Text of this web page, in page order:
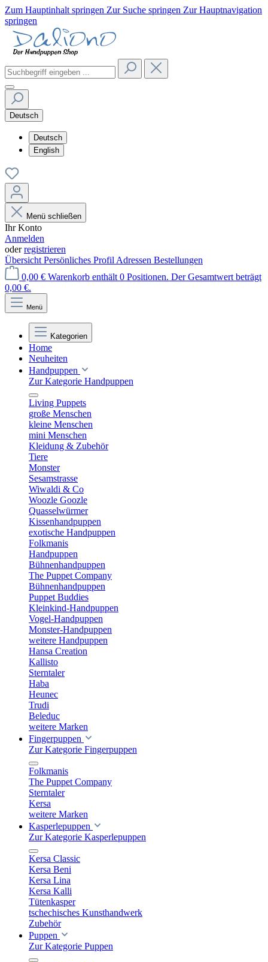
Zum Hauptinhalt springen Zur Suche springen Zur Hauptnavigation
springen
Deutsch
Deutsch
English
Menü schließen
Ihr Konto
Anmelden
oderregistrieren
Übersicht Persönliches Profil Adressen Bestellungen
0,00 € Warenkorb enthält 0 Positionen. Der Gesamtwert beträgt
0,00 €.
Menü
Kategorien
Home
Neuheiten
Handpuppen
Zur Kategorie Handpuppen
Living Puppets
große Menschen
kleine Menschen
mini Menschen
Kleidung & Zubehör
Tiere
Monster
Sesamstrasse
Wiwaldi & Co
Woozle Goozle
Quasselwürmer
Kissenhandpuppen
exotische Handpuppen
Folkmanis
Handpuppen
Bühnenhandpuppen
The Puppet Company
Bühnenhandpuppen
Puppet Buddies
Kleinkind-Handpuppen
Vogel-Handpuppen
Monster-Handpuppen
weitere Handpuppen
Hansa Creation
Kallisto
Sterntaler
Haba
Heunec
Trudi
Beleduc
weitere Marken
Fingerpuppen
Zur Kategorie Fingerpuppen
Folkmanis
The Puppet Company
Sterntaler
Kersa
weitere Marken
Kasperlepuppen
Zur Kategorie Kasperlepuppen
Kersa Classic
Kersa Beni
Kersa Lina
Kersa Kalli
Tütenkasper
tschechisches Kunsthandwerk
Zubehör
Puppen
Zur Kategorie Puppen